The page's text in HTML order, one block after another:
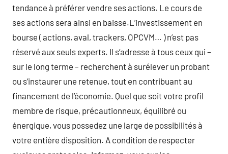
tendance à préférer vendre ses actions. Le cours de
ses actions sera ainsi en baisse.L’investissement en
bourse ( actions, aval, trackers, OPCVM… ) n’est pas
réservé aux seuls experts. Il s’adresse à tous ceux qui –
sur le long terme – recherchent à surélever un probant
ou s’instaurer une retenue, tout en contribuant au
financement de l’économie. Quel que soit votre profil
membre de risque, précautionneux, équilibré ou
énergique, vous possedez une large de possibilités à
votre entière disposition. A condition de respecter